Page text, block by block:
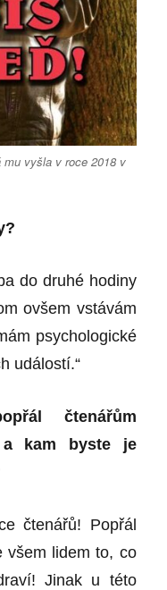
vyšla v roce 2018 v
do druhé hodiny
ovšem vstávám
psychologické
událostí.“
čtenářům
a kam byste je
čtenářů! Popřál
všem lidem to, co
Jinak u této